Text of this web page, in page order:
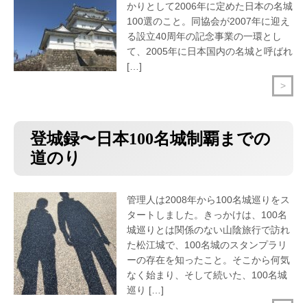
かりとして2006年に定めた日本の名城
100選のこと。同協会が2007年に迎え
る設立40周年の記念事業の一環とし
て、2005年に日本国内の名城と呼ばれ
[…]
>
登城録〜日本100名城制覇までの
道のり
管理人は2008年から100名城巡りをス
タートしました。きっかけは、100名
城巡りとは関係のない山陰旅行で訪れ
た松江城で、100名城のスタンプラリ
ーの存在を知ったこと。そこから何気
なく始まり、そして続いた、100名城
巡り […]